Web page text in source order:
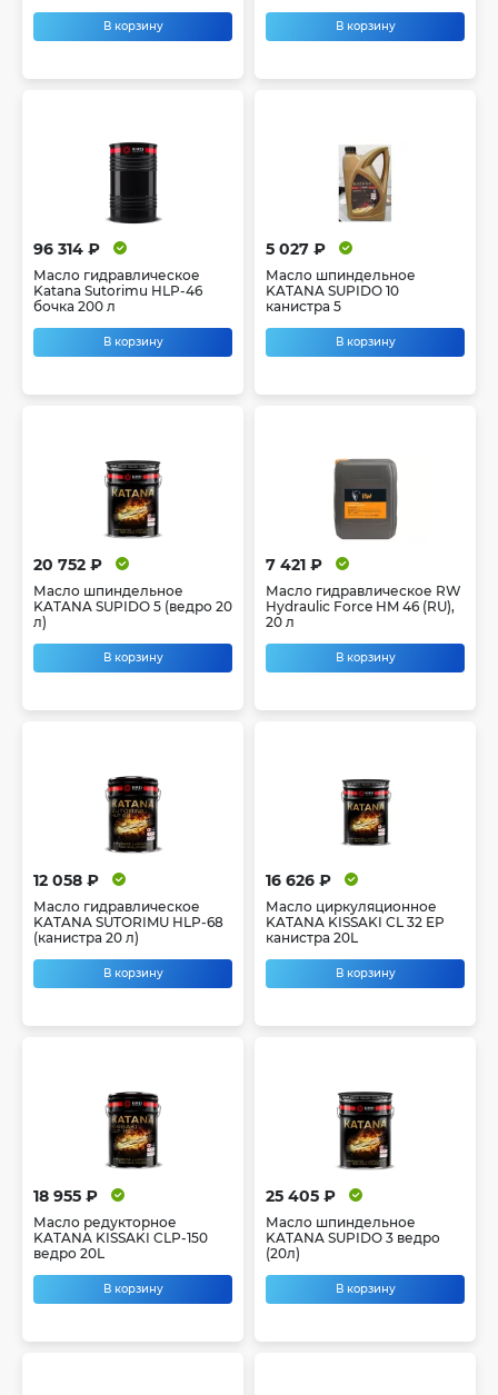
В корзину В корзину
96 314 ₽
Масло гидравлическое
Katana Sutorimu HLP-46
бочка 200 л
В корзину
5 027 ₽
Масло шпиндельное
KATANA SUPIDO 10
канистра 5
В корзину
20 752 ₽
Масло шпиндельное
KATANA SUPIDO 5 (ведро 20
л)
В корзину
7 421 ₽
Масло гидравлическое RW
Hydraulic Force HM 46 (RU),
20 л
В корзину
12 058 ₽
Масло гидравлическое
KATANA SUTORIMU HLP-68
(канистра 20 л)
В корзину
16 626 ₽
Масло циркуляционное
KATANA KISSAKI CL 32 EP
канистра 20L
В корзину
18 955 ₽
Масло редукторное
KATANA KISSAKI CLP-150
ведро 20L
В корзину
25 405 ₽
Масло шпиндельное
KATANA SUPIDO 3 ведро
(20л)
В корзину